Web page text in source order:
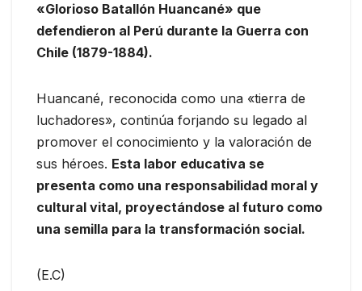
«Glorioso Batallón Huancané» que
defendieron al Perú durante la Guerra con
Chile (1879-1884).
Huancané, reconocida como una «tierra de
luchadores», continúa forjando su legado al
promover el conocimiento y la valoración de
sus héroes. Esta labor educativa se
presenta como una responsabilidad moral y
cultural vital, proyectándose al futuro como
una semilla para la transformación social.
(E.C)